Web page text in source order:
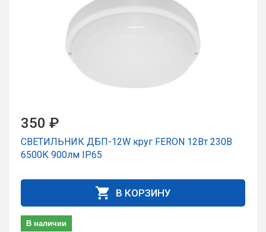
350 ₽
СВЕТИЛЬНИК ДБП-12W круг FERON 12Вт 230В
6500К 900лм IP65
В КОРЗИНУ
В наличии